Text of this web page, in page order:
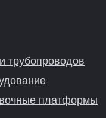
трубопроводов
платформы